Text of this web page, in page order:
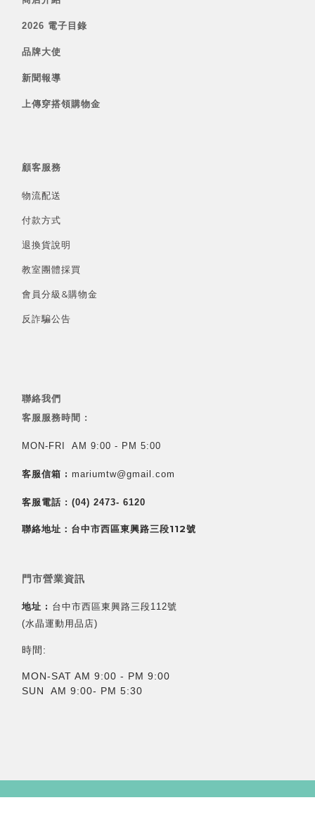
2026 電子目錄
品牌大使
新聞報導
上傳穿搭領購物金
顧客服務
物流配送
付款方式
退換貨說明
教室團體採買
會員分級&購物金
反詐騙公告
聯絡我們
客服服務時間 :
MON-FRI AM 9:00 - PM 5:00
客服信箱 : mariumtw@gmail.com
客服電話 : (04) 2473- 6120
聯絡地址：台中市西區東興路三段112號
門市營業資訊
地址 : 台中市西區東興路三段112號
(水晶運動用品店)
時間:
MON-SAT AM 9:00 - PM 9:00
SUN AM 9:00- PM 5:30